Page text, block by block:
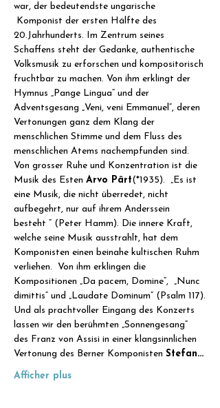
war, der bedeutendste ungarische
Komponist der ersten Hälfte des
20.Jahrhunderts. Im Zentrum seines
Schaffens steht der Gedanke, authentische
Volksmusik zu erforschen und kompositorisch
fruchtbar zu machen. Von ihm erklingt der
Hymnus „Pange Lingua“ und der
Adventsgesang „Veni, veni Emmanuel“, deren
Vertonungen ganz dem Klang der
menschlichen Stimme und dem Fluss des
menschlichen Atems nachempfunden sind.
Von grosser Ruhe und Konzentration ist die
Musik des Esten Arvo Pärt(*1935).  „Es ist
eine Musik, die nicht überredet, nicht
aufbegehrt, nur auf ihrem Anderssein
besteht “ (Peter Hamm). Die innere Kraft,
welche seine Musik ausstrahlt, hat dem
Komponisten einen beinahe kultischen Ruhm
verliehen.  Von ihm erklingen die
Kompositionen „Da pacem, Domine“,  „Nunc
dimittis“ und „Laudate Dominum“ (Psalm 117).
Und als prachtvoller Eingang des Konzerts
lassen wir den berühmten „Sonnengesang“
des Franz von Assisi in einer klangsinnlichen
Vertonung des Berner Komponisten Stefan…
Afficher plus